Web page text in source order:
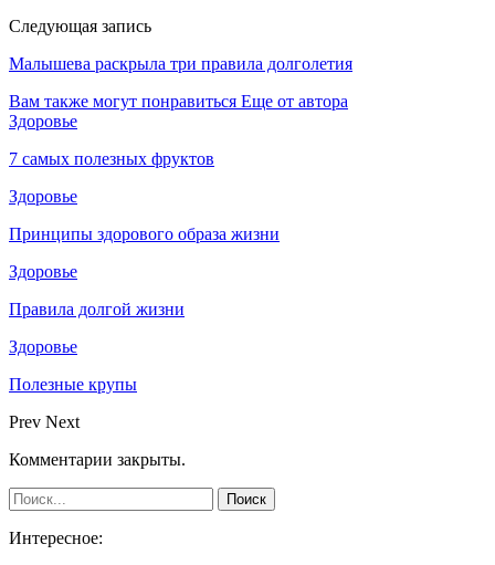
Следующая запись
Малышева раскрыла три правила долголетия
Вам также могут понравиться Еще от автора
Здоровье
7 самых полезных фруктов
Здоровье
Принципы здорового образа жизни
Здоровье
Правила долгой жизни
Здоровье
Полезные крупы
Prev Next
Комментарии закрыты.
Интересное: